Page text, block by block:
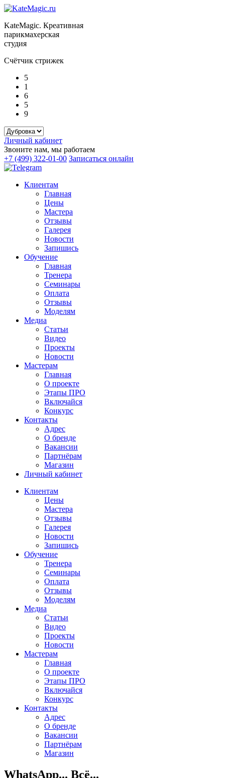
KateMagic. Креативная
парикмахерская
студия
Счётчик стрижек
5
1
6
5
9
Личный кабинет
Звоните нам, мы работаем
+7 (499) 322-01-00 Записаться онлайн
Клиентам
Главная
Цены
Мастера
Отзывы
Галерея
Новости
Запишись
Обучение
Главная
Тренера
Семинары
Оплата
Отзывы
Моделям
Медиа
Статьи
Видео
Проекты
Новости
Мастерам
Главная
О проекте
Этапы ПРО
Включайся
Конкурс
Контакты
Адрес
О бренде
Вакансии
Партнёрам
Магазин
Личный кабинет
Клиентам
Цены
Мастера
Отзывы
Галерея
Новости
Запишись
Обучение
Тренера
Семинары
Оплата
Отзывы
Моделям
Медиа
Статьи
Видео
Проекты
Новости
Мастерам
Главная
О проекте
Этапы ПРО
Включайся
Конкурс
Контакты
Адрес
О бренде
Вакансии
Партнёрам
Магазин
WhatsApp... Всё...